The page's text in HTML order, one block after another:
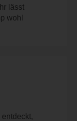
lässt
wohl